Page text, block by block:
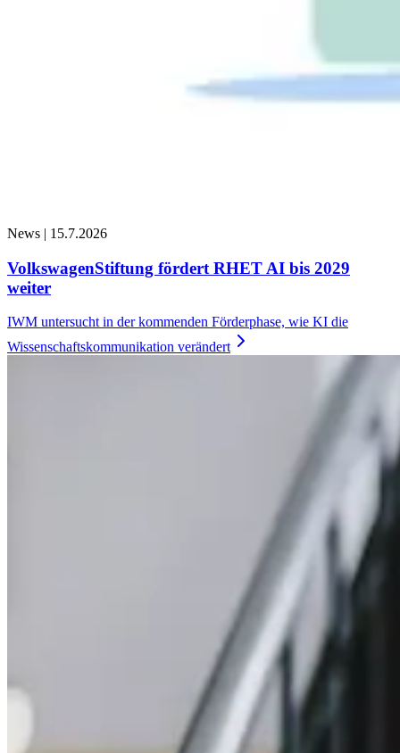
News | 15.7.2026
VolkswagenStiftung fördert RHET AI bis 2029
weiter
IWM untersucht in der kommenden Förderphase, wie KI die
Wissenschaftskommunikation verändert